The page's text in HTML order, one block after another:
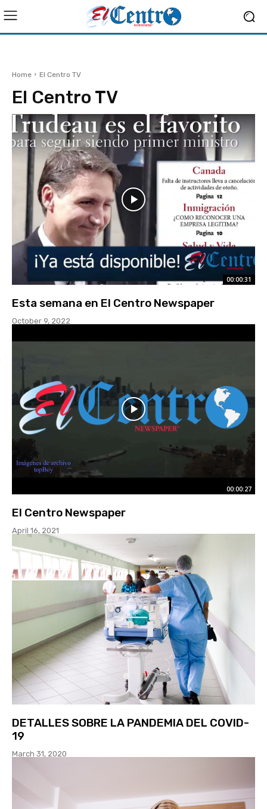
Home El Centro TV
El Centro TV
00:00:31
Esta semana en El Centro Newspaper
October 9, 2022
00:00:27
El Centro Newspaper
April 16, 2021
DETALLES SOBRE LA PANDEMIA DEL COVID-
19
March 31, 2020